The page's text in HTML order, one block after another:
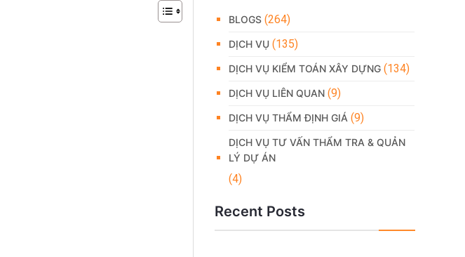
BLOGS (264)
DỊCH VỤ (135)
DỊCH VỤ KIỂM TOÁN XÂY DỰNG (134)
DỊCH VỤ LIÊN QUAN (9)
DỊCH VỤ THẨM ĐỊNH GIÁ (9)
DỊCH VỤ TƯ VẤN THẨM TRA & QUẢN
LÝ DỰ ÁN
(4)
Recent Posts